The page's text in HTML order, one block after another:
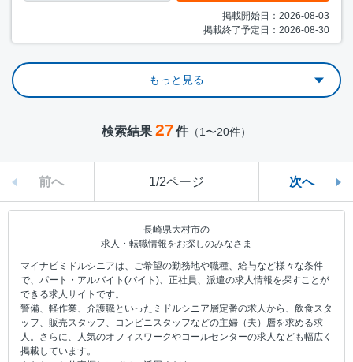
掲載開始日：2026-08-03
掲載終了予定日：2026-08-30
もっと見る
検索結果 27件（1〜20件）
前へ 1/2ページ 次へ
長崎県大村市の
求人・転職情報をお探しのみなさま
マイナビミドルシニアは、ご希望の勤務地や職種、給与など様々な条件
で、パート・アルバイト(バイト)、正社員、派遣の求人情報を探すことが
できる求人サイトです。
警備、軽作業、介護職といったミドルシニア層定番の求人から、飲食スタ
ッフ、販売スタッフ、コンビニスタッフなどの主婦（夫）層を求める求
人。さらに、人気のオフィスワークやコールセンターの求人なども幅広く
掲載しています。